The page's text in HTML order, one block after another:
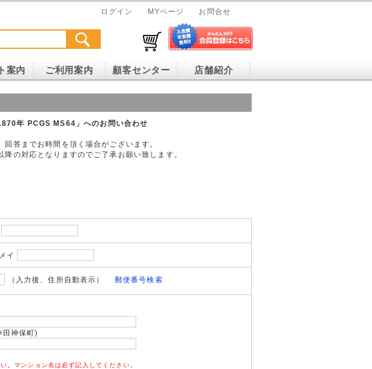
ログイン MYページ お問合せ
案内 ご利用案内 顧客センター 店舗紹介
年 PCGS MS64」へのお問い合わせ
回答までお時間を頂く場合がございます。
降の対応となりますのでご了承お願い致します。
メイ
（入力後、住所自動表示） 郵便番号検索
田神保町)
。マンション名は必ず記入してください。